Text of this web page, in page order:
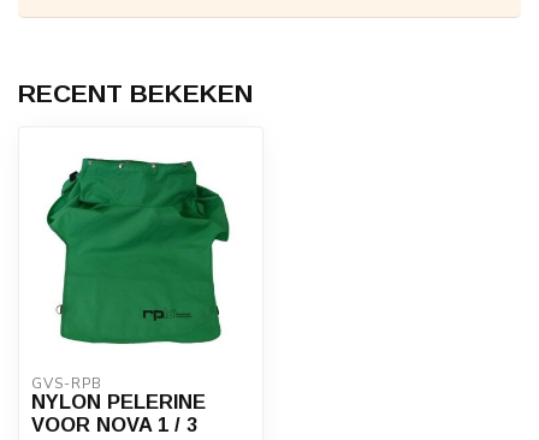
RECENT BEKEKEN
GVS-RPB
NYLON PELERINE
VOOR NOVA 1 / 3